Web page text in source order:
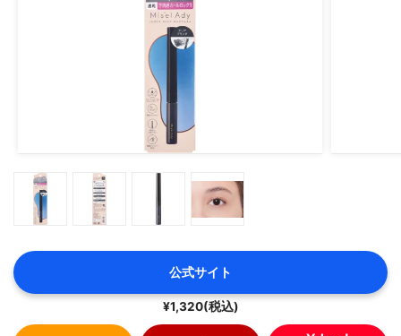
公式サイト
¥1,320(税込)